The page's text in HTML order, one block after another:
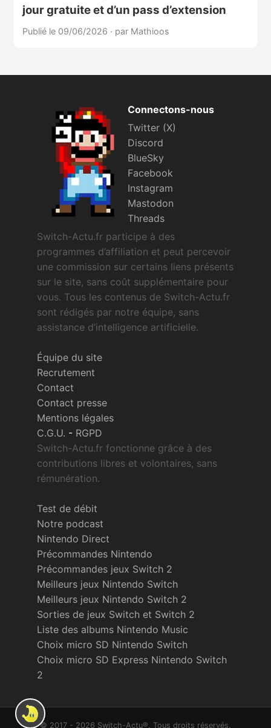
jour gratuite et d’un pass d’extension
Publié le 09/06/2026 · par Mathioos
Connectons-nous
Twitter (X)
Discord
BlueSky
Facebook
Instagram
Mastodon
Threads
Switch-Actu.fr participe à des
programmes d’affiliation et peut percevoir
une commission sur certains liens présents
sur le site, sans coût supplémentaire pour
vous. Tous les contenus de Switch-Actu.fr
sont rédigés par notre équipe, sans
assistance d’intelligence artificielle.
Équipe du site
Recrutement
Contact
Contact presse
Mentions légales
C.G.U. - RGPD
Switch-Actu.fr fonctionne grâce à des
contributions libres et volontaires, sans
rémunération.
Test de débit
Notre podcast
Nintendo Direct
Précommandes Nintendo
Précommandes jeux Switch 2
Meilleurs jeux Nintendo Switch
Meilleurs jeux Nintendo Switch 2
Sorties de jeux Switch et Switch 2
Liste des albums Nintendo Music
Choix micro SD Nintendo Switch
Choix micro SD Express Nintendo Switch
2
© 2017 - 2026 Switch-Actu®. Tous droits réservés.